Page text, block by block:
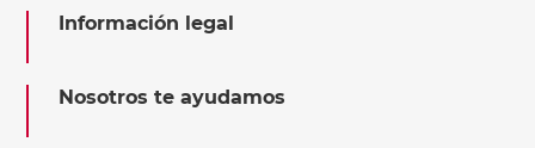
Información legal
Nosotros te ayudamos